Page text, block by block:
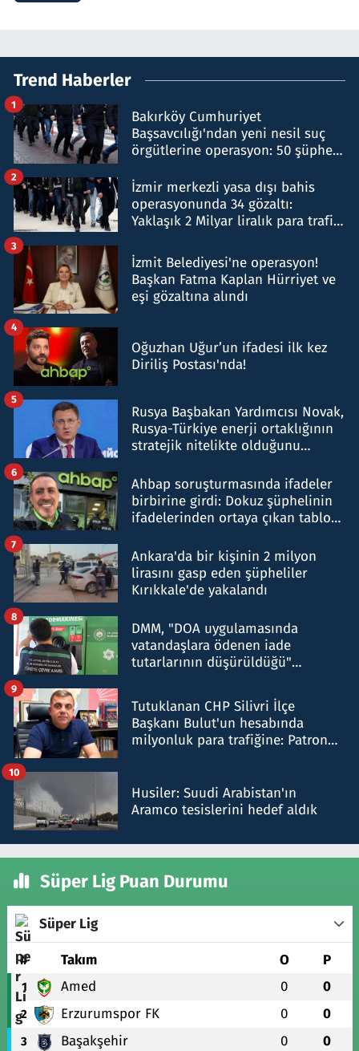
Trend Haberler
Bakırköy Cumhuriyet
Başsavcılığı'ndan yeni nesil suç
örgütlerine operasyon: 50 şüpheli
1
İzmir merkezli yasa dışı bahis
operasyonunda 34 gözaltı:
Yaklaşık 2 Milyar liralık para trafiği
2
İzmit Belediyesi'ne operasyon!
Başkan Fatma Kaplan Hürriyet ve
eşi gözaltına alındı
3
Oğuzhan Uğur’un ifadesi ilk kez
Diriliş Postası'nda!
4
Rusya Başbakan Yardımcısı Novak,
Rusya-Türkiye enerji ortaklığının
stratejik nitelikte olduğunu
5
Ahbap soruşturmasında ifadeler
birbirine girdi: Dokuz şüphelinin
ifadelerinden ortaya çıkan tablo
6
Ankara'da bir kişinin 2 milyon
lirasını gasp eden şüpheliler
Kırıkkale'de yakalandı
7
DMM, "DOA uygulamasında
vatandaşlara ödenen iade
tutarlarının düşürüldüğü"
8
Tutuklanan CHP Silivri İlçe
Başkanı Bulut'un hesabında
milyonluk para trafiğine: Patron
9
Husiler: Suudi Arabistan'ın
Aramco tesislerini hedef aldık
10
Süper Lig Puan Durumu
Süper Lig
# Takım O P
1 Amed 0 0
2 Erzurumspor FK 0 0
3 Başakşehir 0 0